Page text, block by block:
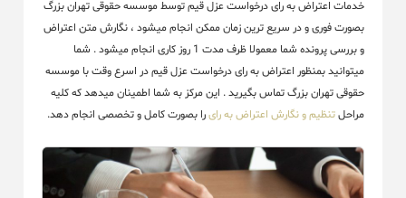
خدمات اعتراض به رای درخواست عزل قیم توسط موسسه حقوقی تهران بزرگ
بصورت فوری و در سریع ترین زمان ممکن انجام میشود ، نگارش متن اعتراض
و بررسی پرونده شما معمولا ظرف مدت 1 روز کاری انجام میشود . شما
میتوانید بمنظور اعتراض به رای درخواست عزل قیم در اسرع وقت با موسسه
حقوقی تهران بزرگ تماس بگیرید . این مرکز به شما اطمینان میدهد که کلیه
مراحلتنظیم و نگارش اعتراض به رایرا بصورت کامل و تخصصی انجام دهد.